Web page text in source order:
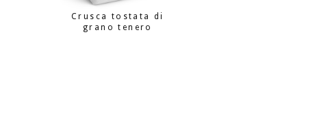
Crusca tostata di
grano tenero